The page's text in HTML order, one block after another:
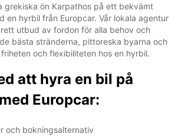
grekiska ön Karpathos på ett bekvämt
en hyrbil från Europcar. Vår lokala agentur
utbud av fordon för alla behov och
bästa stränderna, pittoreska byarna och
och flexibiliteten hos en hyrbil.
att hyra en bil på
Europcar:
och bokningsalternativ